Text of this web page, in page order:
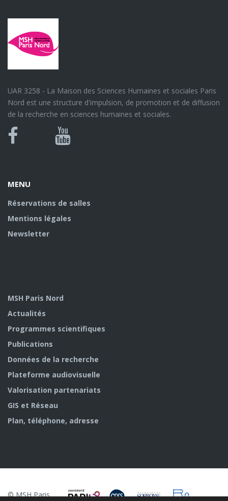
UAR 3258 - La Maison des Sciences Humaines et sociales Paris
Nord est une structure d'impulsion, de promotion et de diffusion
de la recherche en sciences humaines et sociales.
Bluesky
Canal
MENU
Réservations de salles
Mentions légales
Newsletter
MSH Paris Nord
Actualités
Programmes scientifiques
Publications
Données de la recherche
Plateforme audiovisuelle
Valorisation partenariats
GIS et Réseau
Plan, téléphone, adresse
© MSH Paris